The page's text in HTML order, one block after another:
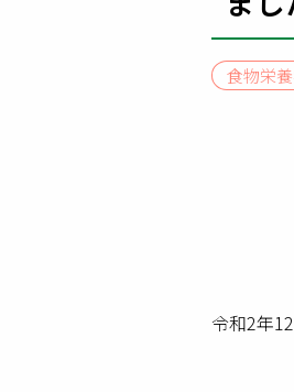
食物栄
令和2年